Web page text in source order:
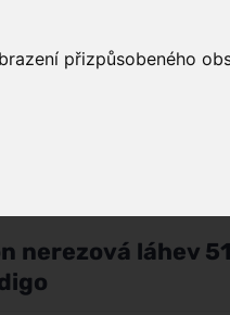
přizpůsobeného
Prodejna v Praze
nerezová láhev